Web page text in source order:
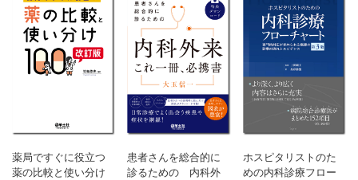
薬局ですぐに役立つ
薬の比較と使い分け
患者さんを総合的に
診るための 内科外
ホスピタリストのた
めの内科診療フロー